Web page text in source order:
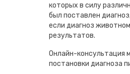
которых в силу
был поставлен
если диагноз
результатов.
Онлайн-консультация
постановки диагноза